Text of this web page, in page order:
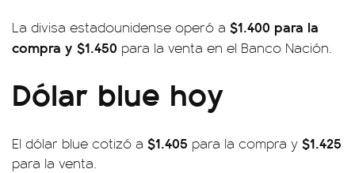
La divisa estadounidense operó a $1.400 para la
compra y $1.450 para la venta en el Banco Nación.
Dólar blue hoy
El dólar blue cotizó a $1.405 para la compra y $1.425
para la venta.